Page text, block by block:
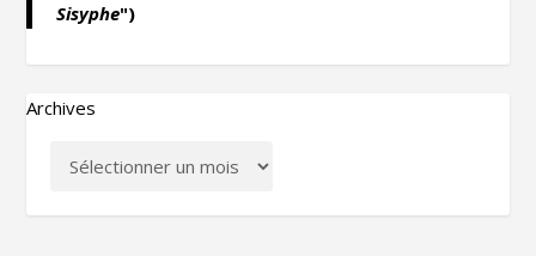
Sisyphe")
Archives